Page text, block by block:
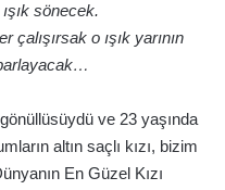
sönecek.
o ışık yarının
ve 23 yaşında
altın saçlı kızı, bizim
En Güzel Kızı